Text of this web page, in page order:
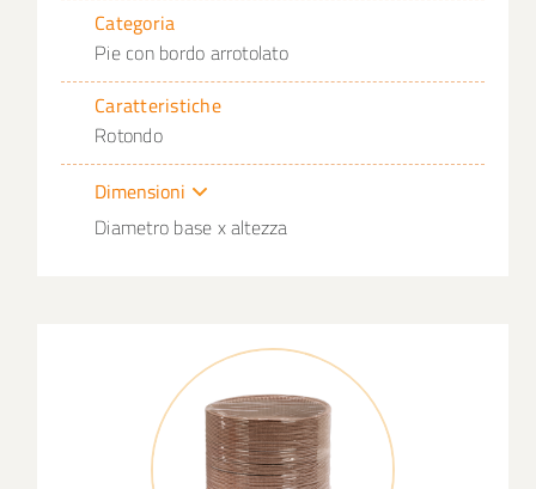
Categoria
Pie con bordo arrotolato
Caratteristiche
Rotondo
Dimensioni
Diametro base x altezza